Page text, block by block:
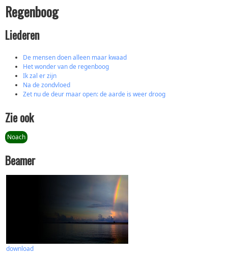
Regenboog
Liederen
De mensen doen alleen maar kwaad
Het wonder van de regenboog
Ik zal er zijn
Na de zondvloed
Zet nu de deur maar open: de aarde is weer droog
Zie ook
Noach
Beamer
download